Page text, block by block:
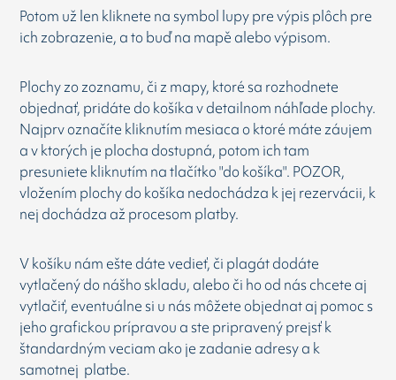
Potom už len kliknete na symbol lupy pre výpis plôch pre
ich zobrazenie, a to buď na mapě alebo výpisom.
Plochy zo zoznamu, či z mapy, ktoré sa rozhodnete
objednať, pridáte do košíka v detailnom náhľade plochy.
Najprv označíte kliknutím mesiaca o ktoré máte záujem
a v ktorých je plocha dostupná, potom ich tam
presuniete kliknutím na tlačítko "do košíka". POZOR,
vložením plochy do košíka nedochádza k jej rezervácii, k
nej dochádza až procesom platby.
V košíku nám ešte dáte vedieť, či plagát dodáte
vytlačený do nášho skladu, alebo či ho od nás chcete aj
vytlačiť, eventuálne si u nás môžete objednat aj pomoc s
jeho grafickou prípravou a ste pripravený prejsť k
štandardným veciam ako je zadanie adresy a k
samotnej platbe.